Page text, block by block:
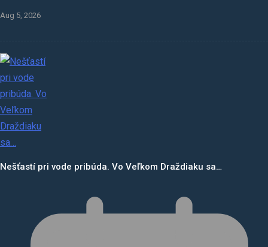
Aug 5, 2026
Nešťastí pri vode pribúda. Vo Veľkom Draždiaku sa…